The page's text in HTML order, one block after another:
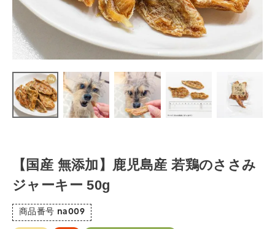
【国産 無添加】鹿児島産 若鶏のささみ
ジャーキー 50g
商品番号 na009